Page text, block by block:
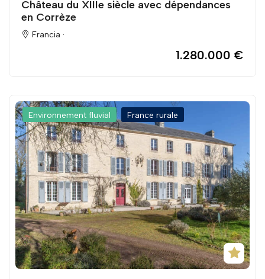
Château du XIIIe siècle avec dépendances
en Corrèze
Francia ·
1.280.000 €
Environnement fluvial France rurale